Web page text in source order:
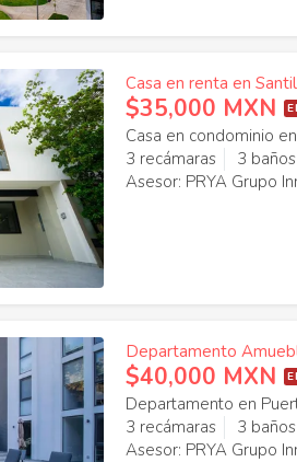
Casa en renta en
$35,000 MXN
Casa en condominio
3 recámaras
3 baños
Asesor: PRYA Grupo
Departamento
$40,000 MXN
Departamento en
3 recámaras
3 baños
Asesor: PRYA Grupo